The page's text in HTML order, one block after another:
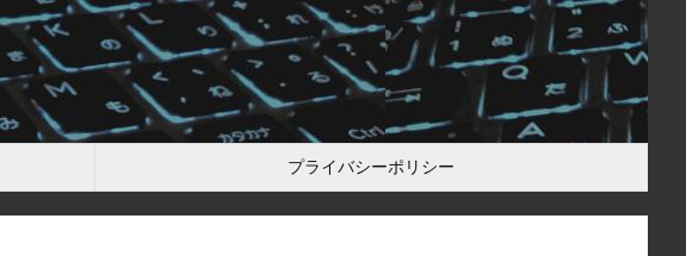
プライバシーポリシー